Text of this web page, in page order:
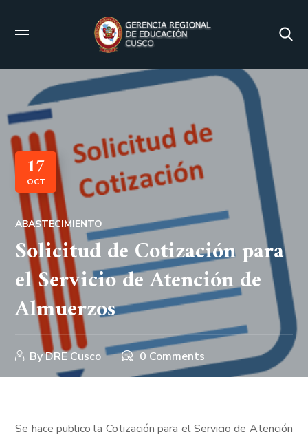
17
OCT
ABASTECIMIENTO
Solicitud de Cotización para
el Servicio de Atención de
Almuerzos
ByDRE Cusco 0 Comments
Se hace publico la Cotización para el Servicio de Atención